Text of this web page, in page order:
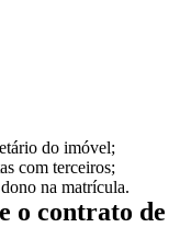
do imóvel;
com terceiros;
na matrícula.
o contrato de